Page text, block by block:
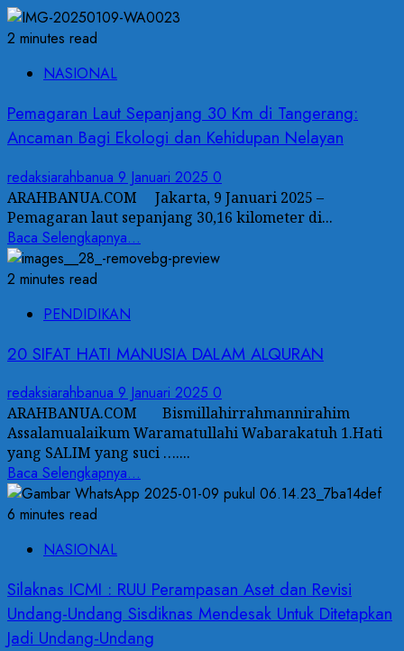
2 minutes read
NASIONAL
Pemagaran Laut Sepanjang 30 Km di Tangerang:
Ancaman Bagi Ekologi dan Kehidupan Nelayan
redaksiarahbanua 9 Januari 2025 0
ARAHBANUA.COM Jakarta, 9 Januari 2025 –
Pemagaran laut sepanjang 30,16 kilometer di...
Baca Selengkapnya...
2 minutes read
PENDIDIKAN
20 SIFAT HATI MANUSIA DALAM ALQURAN
redaksiarahbanua 9 Januari 2025 0
ARAHBANUA.COM Bismillahirrahmannirahim
Assalamualaikum Waramatullahi Wabarakatuh 1.Hati
yang SALIM yang suci …....
Baca Selengkapnya...
6 minutes read
NASIONAL
Silaknas ICMI : RUU Perampasan Aset dan Revisi
Undang-Undang Sisdiknas Mendesak Untuk Ditetapkan
Jadi Undang-Undang